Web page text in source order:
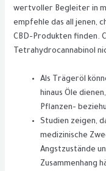
wertvoller Begleiter in
empfehle das all jenen,
CBD-Produkten finden.
Tetrahydrocannabinol
Als Trägeröl
hinaus Öle
Pflanzen-
Studien zeigen,
medizinische
Angstzustände
Zusammenhang